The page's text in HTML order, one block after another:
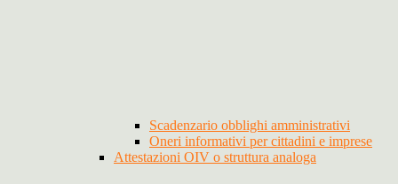
Scadenzario obblighi amministrativi
Oneri informativi per cittadini e imprese
Attestazioni OIV o struttura analoga